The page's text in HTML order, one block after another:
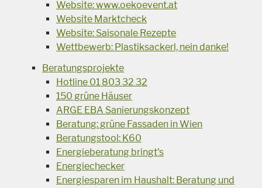
Website: www.oekoevent.at
Website Marktcheck
Website: Saisonale Rezepte
Wettbewerb: Plastiksackerl, nein danke!
Beratungsprojekte
Hotline 01 803 32 32
150 grüne Häuser
ARGE EBA Sanierungskonzept
Beratung: grüne Fassaden in Wien
Beratungstool: K60
Energieberatung bringt's
Energiechecker
Energiesparen im Haushalt: Beratung und